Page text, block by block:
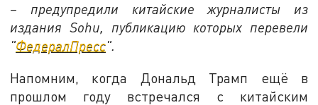
– предупредили китайские журналисты из
издания Sohu, публикацию которых перевели
"ФедералПресс".
Напомним, когда Дональд Трамп ещё в
прошлом году встречался с китайским